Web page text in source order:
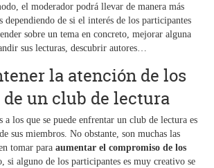
el moderador podrá llevar de manera más
dependiendo de si el interés de los participantes
sobre un tema en concreto, mejorar alguna
sus lecturas, descubrir autores…
la atención de los
un club de lectura
a los que se puede enfrentar un club de lectura es
sus miembros. No obstante, son muchas las
tomar para aumentar el compromiso de los
si alguno de los participantes es muy creativo se